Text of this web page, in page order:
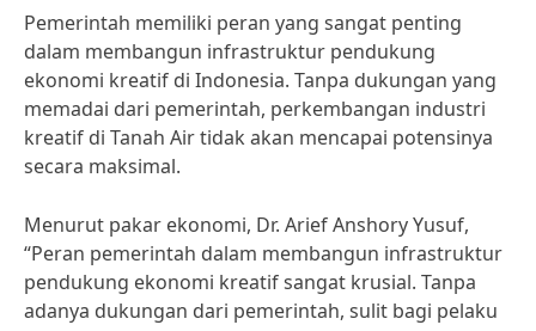
Pemerintah memiliki peran yang sangat penting
dalam membangun infrastruktur pendukung
ekonomi kreatif di Indonesia. Tanpa dukungan yang
memadai dari pemerintah, perkembangan industri
kreatif di Tanah Air tidak akan mencapai potensinya
secara maksimal.
Menurut pakar ekonomi, Dr. Arief Anshory Yusuf,
“Peran pemerintah dalam membangun infrastruktur
pendukung ekonomi kreatif sangat krusial. Tanpa
adanya dukungan dari pemerintah, sulit bagi pelaku